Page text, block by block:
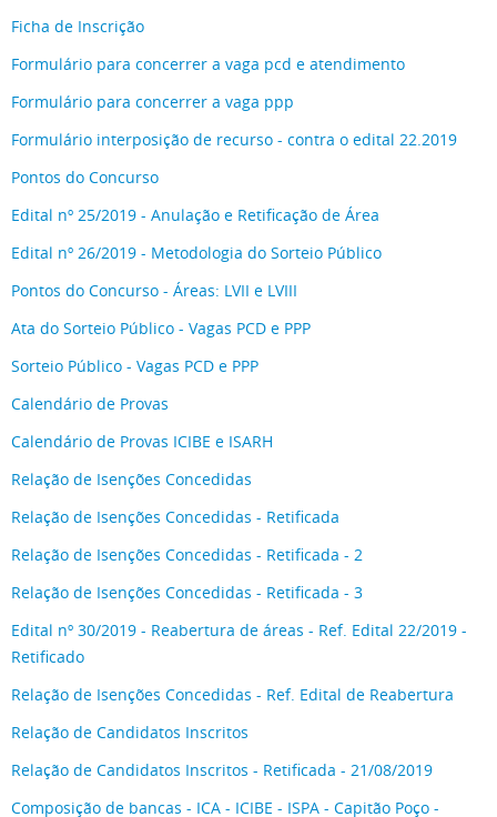
Ficha de Inscrição
Formulário para concerrer a vaga pcd e atendimento
Formulário para concerrer a vaga ppp
Formulário interposição de recurso - contra o edital 22.2019
Pontos do Concurso
Edital nº 25/2019 - Anulação e Retificação de Área
Edital nº 26/2019 - Metodologia do Sorteio Público
Pontos do Concurso - Áreas: LVII e LVIII
Ata do Sorteio Público - Vagas PCD e PPP
Sorteio Público - Vagas PCD e PPP
Calendário de Provas
Calendário de Provas ICIBE e ISARH
Relação de Isenções Concedidas
Relação de Isenções Concedidas - Retificada
Relação de Isenções Concedidas - Retificada - 2
Relação de Isenções Concedidas - Retificada - 3
Edital nº 30/2019 - Reabertura de áreas - Ref. Edital 22/2019 -
Retificado
Relação de Isenções Concedidas - Ref. Edital de Reabertura
Relação de Candidatos Inscritos
Relação de Candidatos Inscritos - Retificada - 21/08/2019
Composição de bancas - ICA - ICIBE - ISPA - Capitão Poço -